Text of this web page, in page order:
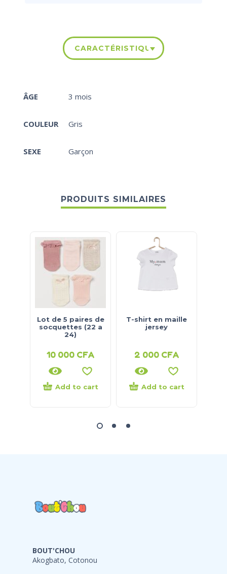
CARACTÉRISTIQUES
ÂGE 3 mois
COULEUR Gris
SEXE Garçon
PRODUITS SIMILAIRES
Lot de 5 paires de
socquettes (22 a
24)
10 000 CFA
Add to cart
T-shirt en maille
jersey
2 000 CFA
Add to cart
BOUT'CHOU
Akogbato, Cotonou